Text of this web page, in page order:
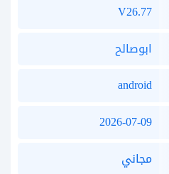
V26.77
ابوصالح
android
2026-07-09
مجاني